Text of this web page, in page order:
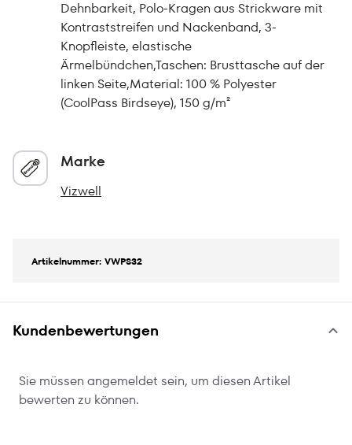
Dehnbarkeit, Polo-Kragen aus Strickware mit
Kontraststreifen und Nackenband, 3-
Knopfleiste, elastische
Ärmelbündchen,Taschen: Brusttasche auf der
linken Seite,Material: 100 % Polyester
(CoolPass Birdseye), 150 g/m²
Marke
Vizwell
Artikelnummer: VWPS32
Kundenbewertungen
Sie müssen angemeldet sein, um diesen Artikel
bewerten zu können.